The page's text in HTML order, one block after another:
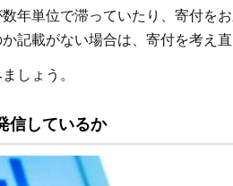
年単位で滞っていたり、寄付を
記載がない場合は、寄付を考え直
しょう。
信しているか